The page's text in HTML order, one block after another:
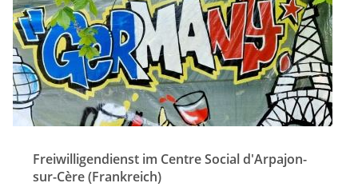
Freiwilligendienst im Centre Social d'Arpajon-
sur-Cère (Frankreich)